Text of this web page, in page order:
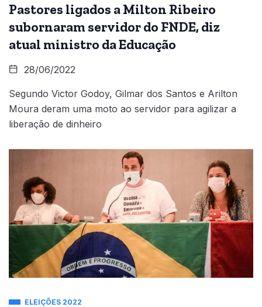
Pastores ligados a Milton Ribeiro
subornaram servidor do FNDE, diz
atual ministro da Educação
28/06/2022
Segundo Victor Godoy, Gilmar dos Santos e Arilton
Moura deram uma moto ao servidor para agilizar a
liberação de dinheiro
ELEIÇÕES 2022